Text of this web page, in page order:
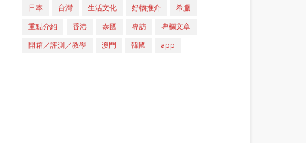
日本 台灣 生活文化 好物推介
希臘
重點介紹
香港 泰國 專訪
專欄文章
開箱／評測／教學
澳門 韓國 app